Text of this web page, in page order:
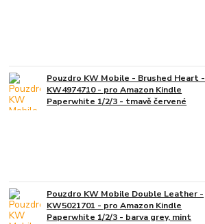
Pouzdro KW Mobile - Brushed Heart -
KW4974710 - pro Amazon Kindle
Paperwhite 1/2/3 - tmavě červené
Pouzdro KW Mobile Double Leather -
KW5021701 - pro Amazon Kindle
Paperwhite 1/2/3 - barva grey, mint